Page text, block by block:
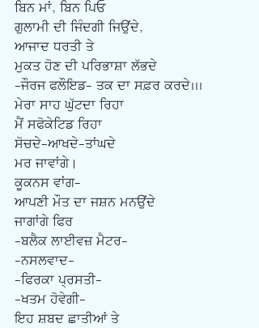
ਬਿਨ ਮਾਂ, ਬਿਨ ਪਿਓ
ਗੁਲਾਮੀ ਦੀ ਜਿੰਦਗੀ ਜਿਉਂਦੇ,
ਆਜਾਦ ਧਰਤੀ ਤੇ
ਮੁਕਤ ਹੋਣ ਦੀ ਪਰਿਭਾਸ਼ਾ ਲੱਭਦੇ
-ਜੌਰਜ ਫਲੌਇਡ- ਤਕ ਦਾ ਸਫ਼ਰ ਕਰਦੇ...
ਮੇਰਾ ਸਾਹ ਘੁੱਟਦਾ ਰਿਹਾ
ਮੈਂ ਸਫੋਕੇਟਿਡ ਰਿਹਾ
ਸੋਚਦੇ-ਆਖਦੇ-ਤਾਂਘਦੇ
ਮਰ ਜਾਵਾਂਗੇ।
ਕੂਕਨਸ ਵਾਂਗ-
ਆਪਣੀ ਮੌਤ ਦਾ ਜਸ਼ਨ ਮਨਉਂਦੇ
ਜਾਗਾਂਗੇ ਫਿਰ
-ਬਲੈਕ ਲਾਈਵਜ਼ ਮੈਟਰ-
-ਨਸਲਵਾਦ-
-ਫਿਰਕਾ ਪ੍ਰਸਤੀ-
-ਖਤਮ ਹੋਵੇਗੀ-
ਇਹ ਸ਼ਬਦ ਛਾਤੀਆਂ ਤੇ